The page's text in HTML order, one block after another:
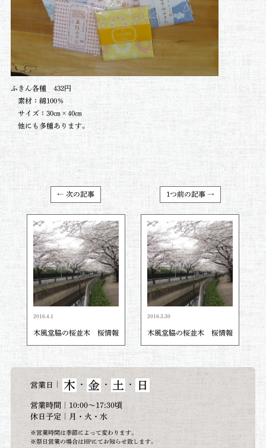
ふきん各種 432円
素材：綿100％
サイズ：30㎝×40㎝
他にも多種あります。
← 次の記事
2016.4.1
木風堂脇の桜並木 桜情報
1つ前の記事 →
2016.3.30
木風堂脇の桜並木 桜情報
営業日 木 ・ 金 ・ 土 ・ 日
営業時間｜10:00～17:30頃
休日予定｜月・火・水
※営業時間は季節によって変わります。
※祭日営業の場合はHPにてお知らせ致します。